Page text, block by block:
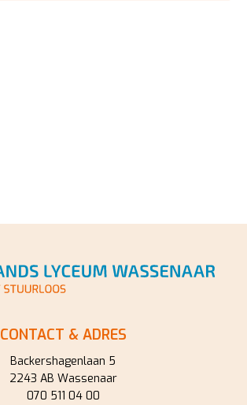
CONTACT & ADRES
Backershagenlaan 5
2243 AB Wassenaar
070 511 04 00